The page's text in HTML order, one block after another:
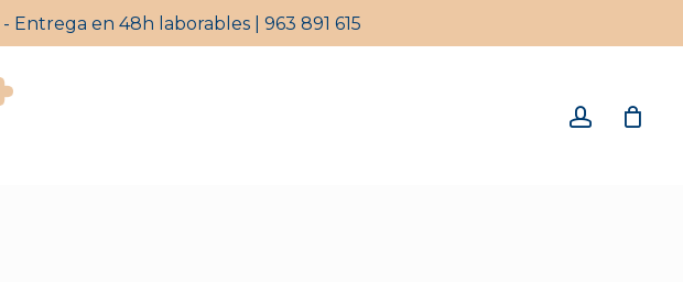
en 48h laborables | 963 891 615
account
Carrito Close